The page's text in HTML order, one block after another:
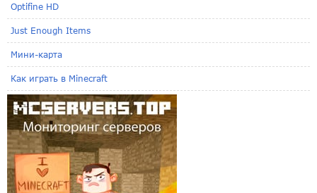
Optifine HD
Just Enough Items
Мини-карта
Как играть в Minecraft